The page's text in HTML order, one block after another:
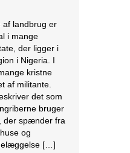
landbrug er
i mange
der ligger i
i Nigeria. I
kristne
af militante.
det som
bruger
der spænder fra
og
[…]